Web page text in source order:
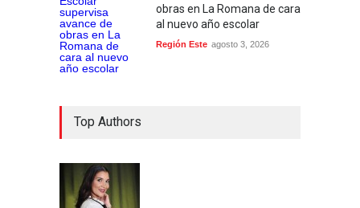
obras en La Romana de cara
al nuevo año escolar
Región Este agosto 3, 2026
Top Authors